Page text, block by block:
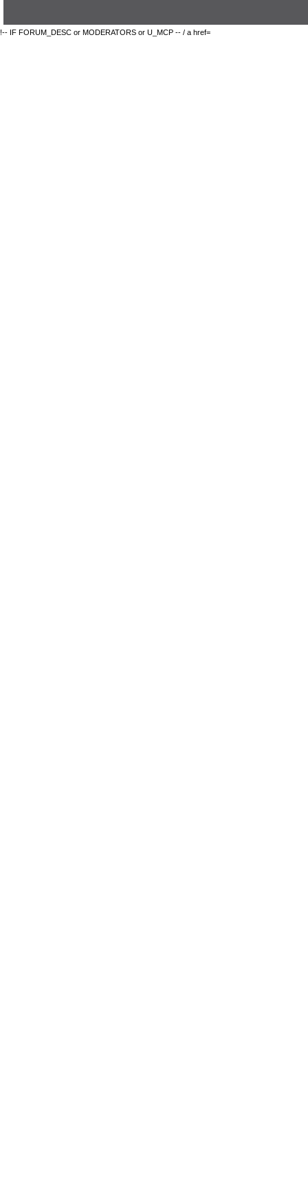
!-- IF FORUM_DESC or MODERATORS or U_MCP -- / a href=